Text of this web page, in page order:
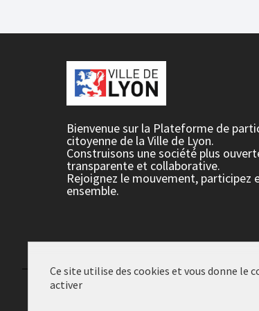
Bienvenue sur la Plateforme de
citoyenne de la Ville de Lyon.
Construisons une société plus
transparente et collaborative.
Rejoignez le mouvement, participez
ensemble.
Ce site utilise des cookies et vous donne le
activer